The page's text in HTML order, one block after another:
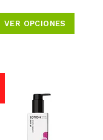
VER OPCIONES